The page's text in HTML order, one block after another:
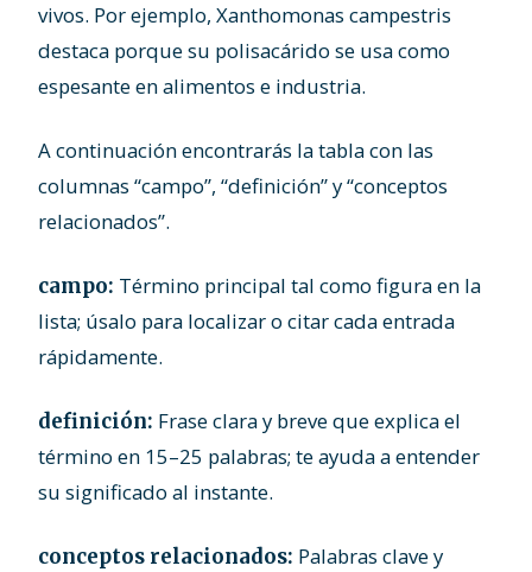
vivos. Por ejemplo, Xanthomonas campestris
destaca porque su polisacárido se usa como
espesante en alimentos e industria.
A continuación encontrarás la tabla con las
columnas “campo”, “definición” y “conceptos
relacionados”.
campo: Término principal tal como figura en la
lista; úsalo para localizar o citar cada entrada
rápidamente.
definición: Frase clara y breve que explica el
término en 15–25 palabras; te ayuda a entender
su significado al instante.
conceptos relacionados: Palabras clave y